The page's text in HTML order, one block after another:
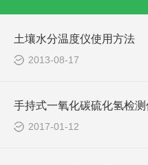
土壤水分温度仪使用方法
2013-08-17
2017-01-12